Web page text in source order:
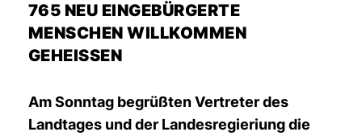
765 NEU EINGEBÜRGERTE
MENSCHEN WILLKOMMEN
GEHEISSEN
Am Sonntag begrüßten Vertreter des
Landtages und der Landesregieriung die